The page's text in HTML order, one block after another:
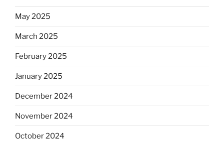
May 2025
March 2025
February 2025
January 2025
December 2024
November 2024
October 2024